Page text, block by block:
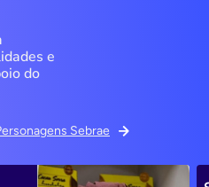
e
do
Sebrae